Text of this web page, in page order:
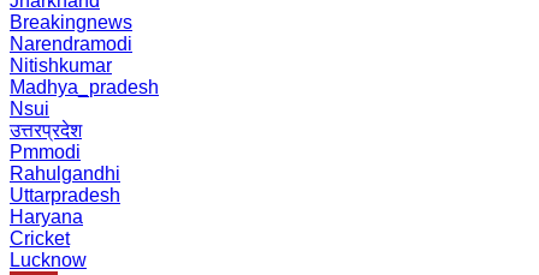
Breakingnews
Narendramodi
Nitishkumar
Madhya_pradesh
Nsui
उत्तरप्रदेश
Pmmodi
Rahulgandhi
Uttarpradesh
Haryana
Cricket
Lucknow